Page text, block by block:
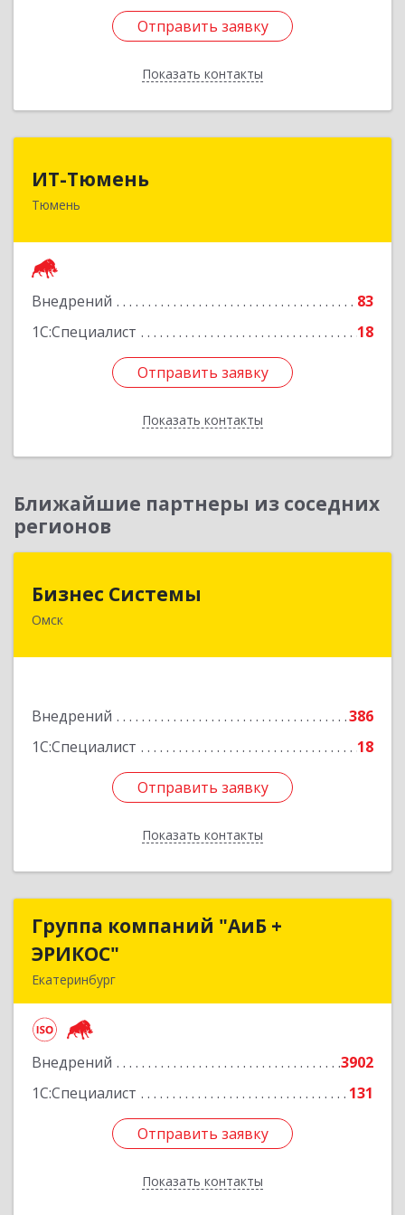
Отправить заявку
Показать контакты
Отправить заявку
Назад
ИТ-Тюмень
Тюмень
Внедрений
83
1С:Специалист
18
Отправить заявку
Показать контакты
625000, Тюменская обл, Тюмень г, Грибоедова,
Отправить заявку
Назад
Ближайшие партнеры из соседних
регионов
Бизнес Системы
Омск
Внедрений
386
1С:Специалист
18
Отправить заявку
Показать контакты
644024, Омская обл, Омск г, Т.К.Щербанева ул,
Отправить заявку
Назад
Группа компаний "АиБ +
ЭРИКОС"
Екатеринбург
Внедрений
3902
1С:Специалист
131
Отправить заявку
Показать контакты
Группа компаний "АиБ +
Подробнее
Отправить заявку
Назад